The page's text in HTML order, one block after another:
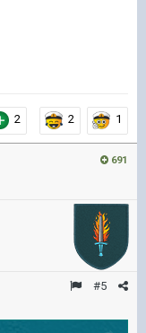
2 2 1
691
#5